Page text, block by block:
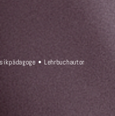
• Lehrbuchautor